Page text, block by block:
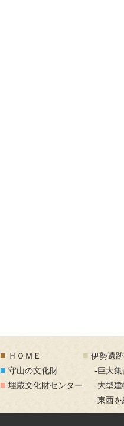
■ ＨＯＭＥ
■ 守山の文化財
■ 埋蔵文化財センター
■ 伊勢遺跡
-巨大集
-大型建
-東西を